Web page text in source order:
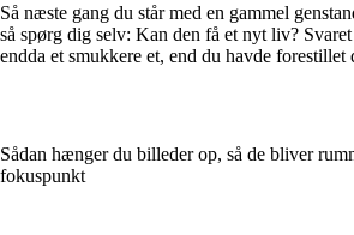
Så næste gang du står med en gammel
så spørg dig selv: Kan den få et nyt liv?
endda et smukkere et, end du havde forestillet
Sådan hænger du billeder op, så de bliver
fokuspunkt